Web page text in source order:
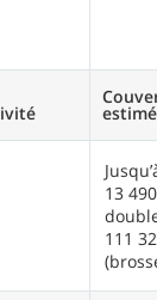
13
111